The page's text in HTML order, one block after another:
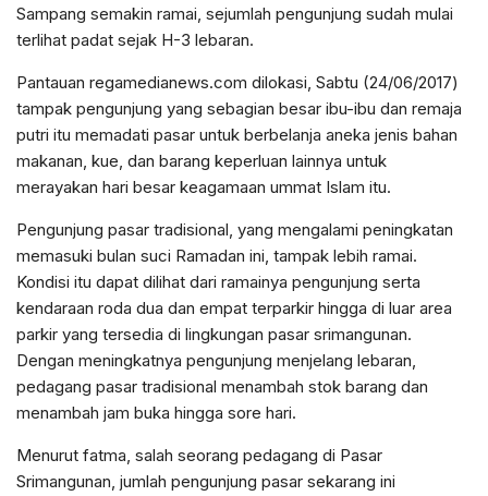
Sampang semakin ramai, sejumlah pengunjung sudah mulai
terlihat padat sejak H-3 lebaran.
Pantauan regamedianews.com dilokasi, Sabtu (24/06/2017)
tampak pengunjung yang sebagian besar ibu-ibu dan remaja
putri itu memadati pasar untuk berbelanja aneka jenis bahan
makanan, kue, dan barang keperluan lainnya untuk
merayakan hari besar keagamaan ummat Islam itu.
Pengunjung pasar tradisional, yang mengalami peningkatan
memasuki bulan suci Ramadan ini, tampak lebih ramai.
Kondisi itu dapat dilihat dari ramainya pengunjung serta
kendaraan roda dua dan empat terparkir hingga di luar area
parkir yang tersedia di lingkungan pasar srimangunan.
Dengan meningkatnya pengunjung menjelang lebaran,
pedagang pasar tradisional menambah stok barang dan
menambah jam buka hingga sore hari.
Menurut fatma, salah seorang pedagang di Pasar
Srimangunan, jumlah pengunjung pasar sekarang ini